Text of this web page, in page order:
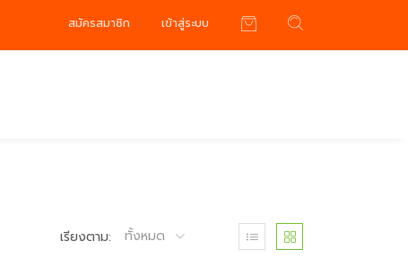
สมัครสมาชิก เข้าสู่ระบบ
เรียงตาม: ทั้งหมด